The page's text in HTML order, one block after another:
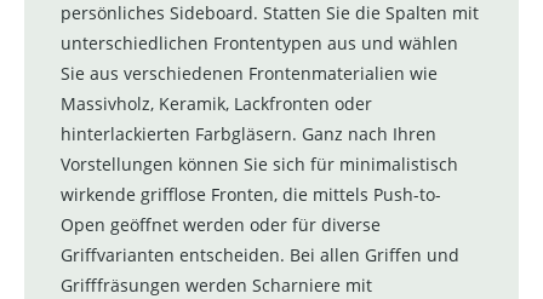
persönliches Sideboard. Statten Sie die Spalten mit
unterschiedlichen Frontentypen aus und wählen
Sie aus verschiedenen Frontenmaterialien wie
Massivholz, Keramik, Lackfronten oder
hinterlackierten Farbgläsern. Ganz nach Ihren
Vorstellungen können Sie sich für minimalistisch
wirkende grifflose Fronten, die mittels Push-to-
Open geöffnet werden oder für diverse
Griffvarianten entscheiden. Bei allen Griffen und
Grifffräsungen werden Scharniere mit